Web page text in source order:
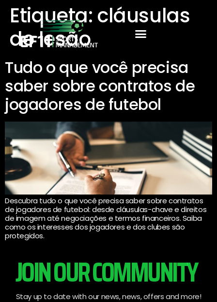
Etiqueta: cláusulas
de lesão
Tudo o que você precisa
saber sobre contratos de
jogadores de futebol
Descubra tudo o que você precisa saber sobre contratos
de jogadores de futebol: desde cláusulas-chave e direitos
de imagem até negociações e termos financeiros. Saiba
como os interesses dos jogadores e dos clubes são
protegidos.
JOIN OUR COMMUNITY
Stay up to date with our news, news, offers and more!